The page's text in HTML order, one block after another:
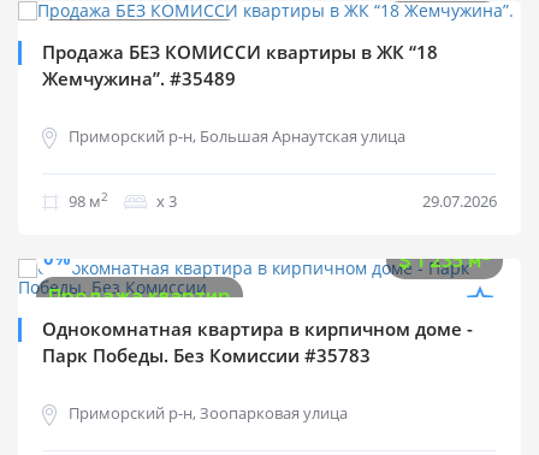
Продажа БЕЗ КОМИССИ квартиры в ЖК “18
Жемчужина”. #35489
Приморский р-н, Большая Арнаутская улица
98 м2 х 3 29.07.2026
0%
$1 235 м2
Продажа квартир
Однокомнатная квартира в кирпичном доме -
Парк Победы. Без Комиссии #35783
Приморский р-н, Зоопарковая улица